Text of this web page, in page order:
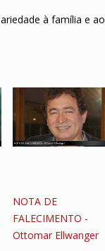
à família e
NOTA DE
FALECIMENTO -
Ottomar Ellwanger